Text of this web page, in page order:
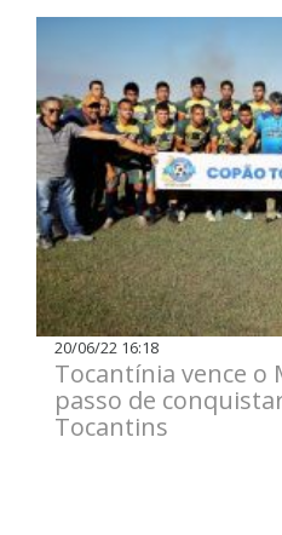
20/06/22 16:18
Tocantínia vence o
passo de
Tocantins